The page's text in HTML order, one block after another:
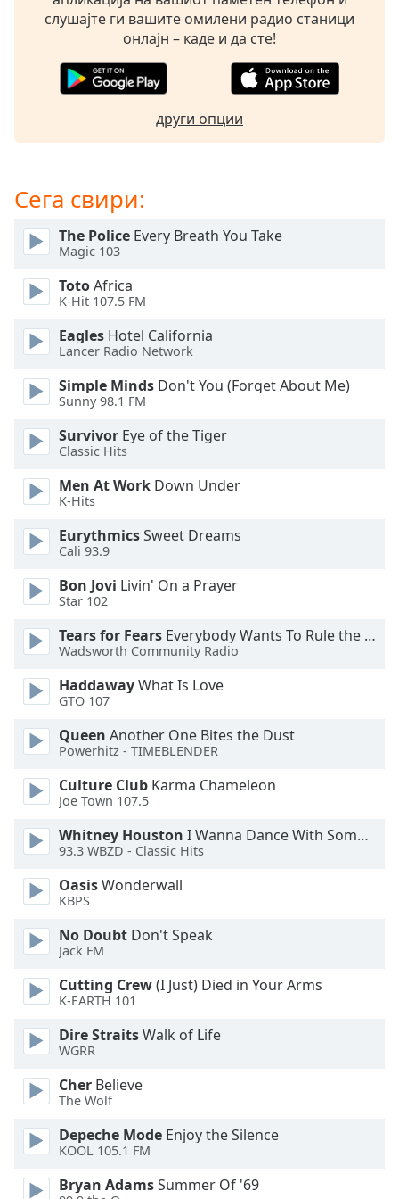
opens
subtitles
dialog
subtitles
in-
Picture
This
modal
window.
Beginning
dialog
window.
Escape
close
window.
Color
Opacity
Background
Color
Opacity
Caption
Area
Background
Edge
Style
слушајте ги вашите омилени радио станици
онлајн – каде и да сте!
други опции
Сега свири:
The Police Every Breath You Take
Magic 103
TotoAfrica
K-Hit 107.5 FM
Eagles Hotel California
Lancer Radio Network
Simple Minds Don't You (Forget About Me)
Sunny 98.1 FM
Survivor Eye of the Tiger
Classic Hits
Men At Work Down Under
K-Hits
EurythmicsSweet Dreams
Cali 93.9
Bon Jovi Livin' On a Prayer
Star 102
Tears for Fears Everybody Wants To Rule the World
Wadsworth Community Radio
HaddawayWhat Is Love
GTO 107
Queen Another One Bites the Dust
Powerhitz - TIMEBLENDER
Culture Club Karma Chameleon
Joe Town 107.5
Whitney Houston I Wanna Dance With Somebody
93.3 WBZD - Classic Hits
OasisWonderwall
KBPS
No Doubt Don't Speak
Jack FM
Cutting Crew(I Just) Died in Your Arms
K-EARTH 101
Dire StraitsWalk of Life
WGRR
Cher Believe
The Wolf
Depeche Mode Enjoy the Silence
KOOL 105.1 FM
Bryan AdamsSummer Of '69